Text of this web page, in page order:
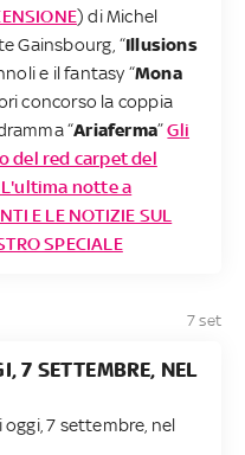
) di Michel
Gainsbourg, “Illusions
e il fantasy “Mona
concorso la coppia
“Ariaferma”Gli
del red carpet del
L'ultima notte a
E LE NOTIZIE SUL
SPECIALE
7 set
7 SETTEMBRE, NEL
7 settembre, nel